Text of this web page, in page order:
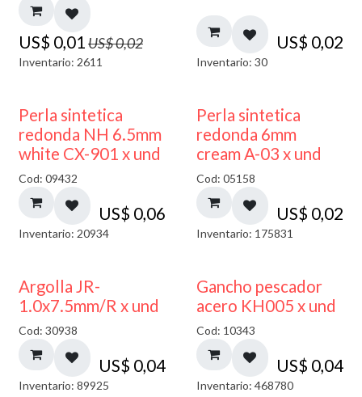
US$ 0,01 US$0,02
Inventario: 2611
US$ 0,02
Inventario: 30
Perla sintetica
redonda NH 6.5mm
white CX-901 x und
Cod: 09432
US$ 0,06
Inventario: 20934
Perla sintetica
redonda 6mm
cream A-03 x und
Cod: 05158
US$ 0,02
Inventario: 175831
Argolla JR-
1.0x7.5mm/R x und
Cod: 30938
US$ 0,04
Inventario: 89925
Gancho pescador
acero KH005 x und
Cod: 10343
US$ 0,04
Inventario: 468780